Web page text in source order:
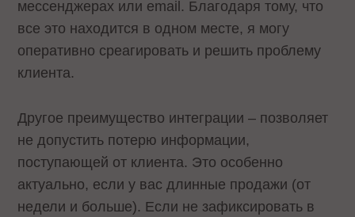
мессенджерах или email. Благодаря тому, что
все это находится в одном месте, я могу
оперативно среагировать и решить проблему
клиента.
Другое преимущество интеграции – позволяет
не допустить потерю информации,
поступающей от клиента. Это особенно
актуально, если у вас длинные продажи (от
недели и больше). Если не зафиксировать в